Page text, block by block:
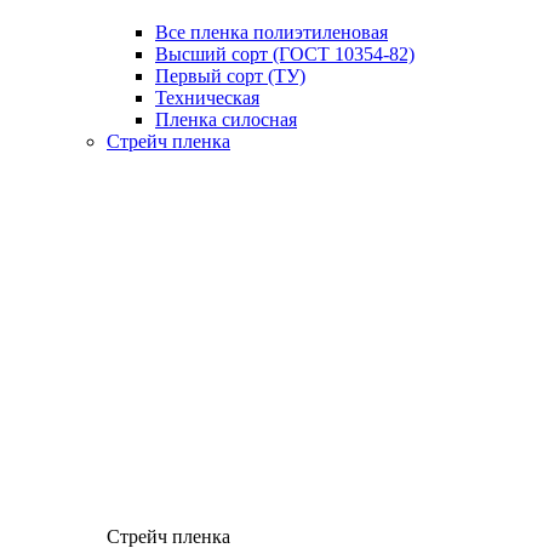
Все пленка полиэтиленовая
Высший сорт (ГОСТ 10354-82)
Первый сорт (ТУ)
Техническая
Пленка силосная
Стрейч пленка
Стрейч пленка